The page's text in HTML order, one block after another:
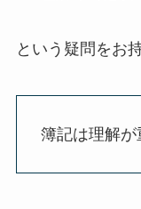
という疑問をお
簿記は理解が